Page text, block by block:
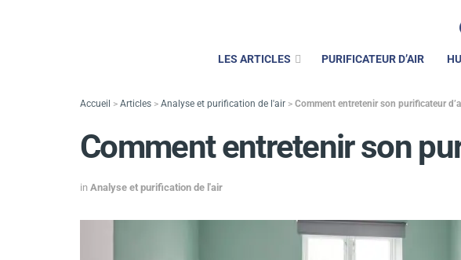
LES ARTICLES PURIFICATEUR D’AIR
Accueil > Articles > Analyse et purification de l'air > Comment entretenir son purificateur
Comment entretenir son
in Analyse et purification de l'air